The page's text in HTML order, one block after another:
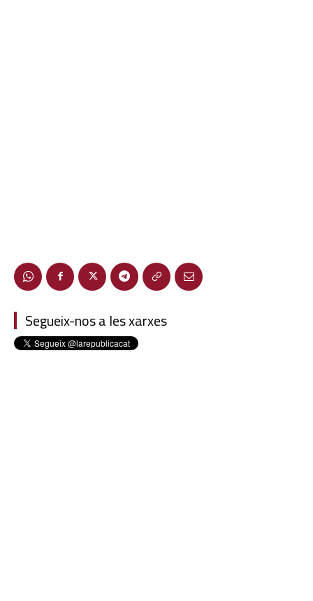
Segueix-nos a les xarxes